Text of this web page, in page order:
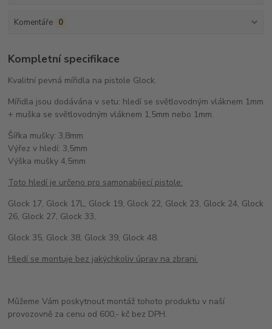
Komentáře 0
Kompletní specifikace
Kvalitní pevná mířidla na pistole Glock.
Mířidla jsou dodávána v setu: hledí se světlovodným vláknem 1mm
+ muška se světlovodným vláknem 1,5mm nebo 1mm.
Šířka mušky: 3,8mm
Výřez v hledí: 3,5mm
Výška mušky 4,5mm
Toto hledí je určeno pro samonabíjecí pistole:
Glock 17, Glock 17L, Glock 19, Glock 22, Glock 23, Glock 24, Glock
26, Glock 27, Glock 33,
Glock 35, Glock 38, Glock 39, Glock 48.
Hledí se montuje bez jakýchkoliv úprav na zbrani.
Můžeme Vám poskytnout montáž tohoto produktu v naší
provozovně za cenu od 600,- kč bez DPH.